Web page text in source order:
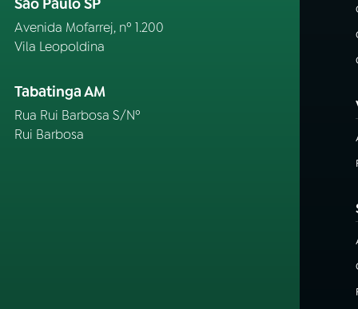
São Paulo SP
Avenida Mofarrej, nº 1.200
Vila Leopoldina
Tabatinga AM
Rua Rui Barbosa S/Nº
Rui Barbosa